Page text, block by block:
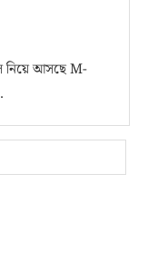
নিয়ে আসছে M-